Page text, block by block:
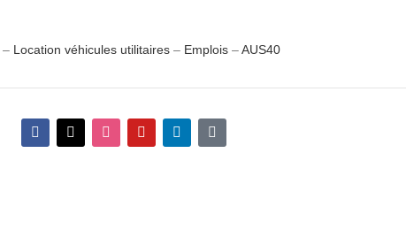
– Location véhicules utilitaires – Emplois –AUS40